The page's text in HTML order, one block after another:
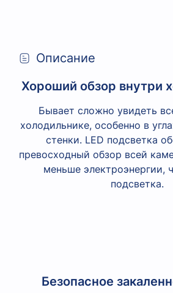
Описание
Хороший обзор внутри
Бывает сложно увидеть
холодильнике, особенно в
стенки. LED подсветка
превосходный обзор всей
меньше электроэнергии,
подсветка.
Безопасное